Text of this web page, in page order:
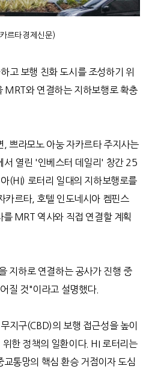
르타경제신문)
고 보행 친화 도시를 조성하기 위
MRT와 연결하는 지하보행로 확충
, 쁘라모노 아눙 자카르타 주지사는
서 열린 '인베스터 데일리 ' 창간25
(HI) 로터리 일대의 지하보행로를
카르타, 호텔 인도네시아 켐핀스
를MRT 역사와 직접 연결할 계획
지하로 연결하는 공사가 진행 중
질 것"이라고 설명했다.
지구(CBD)의 보행 접근성을 높이
한 정책의 일환이다. HI 로터리는
교통망의 핵심 환승 거점이자 도심